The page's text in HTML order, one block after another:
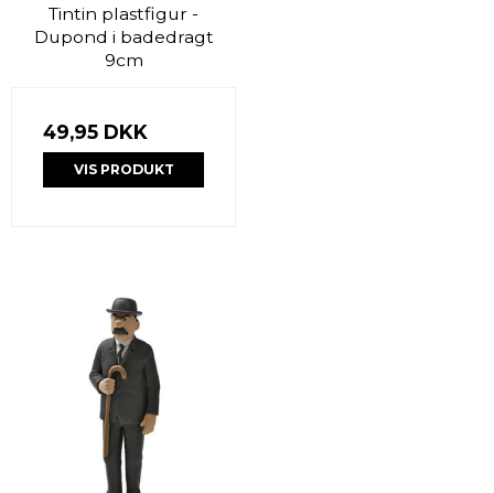
Tintin plastfigur -
Dupond i badedragt
9cm
49,95 DKK
VIS PRODUKT